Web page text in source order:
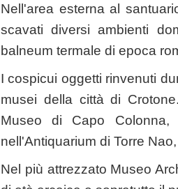
Nell'area esterna al
scavati diversi ambienti
balneum termale di epoca
I cospicui oggetti rinvenuti
musei della città di
Museo di Capo Colonna,
nell'Antiquarium di Torre
Nel più attrezzato Museo